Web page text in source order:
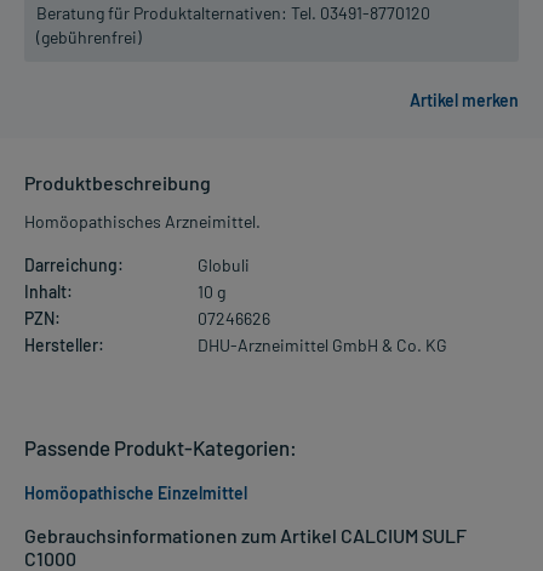
Beratung für Produktalternativen: Tel. 03491-8770120
(gebührenfrei)
Produktbeschreibung
Homöopathisches Arzneimittel.
Darreichung:
Globuli
Inhalt:
10 g
PZN:
07246626
Hersteller:
DHU-Arzneimittel GmbH & Co. KG
Gebrauchsinformationen zum Artikel CALCIUM SULF
C1000
Passende Produkt-Kategorien:
Homöopathische Einzelmittel